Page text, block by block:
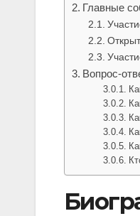
Главные
Вопрос-